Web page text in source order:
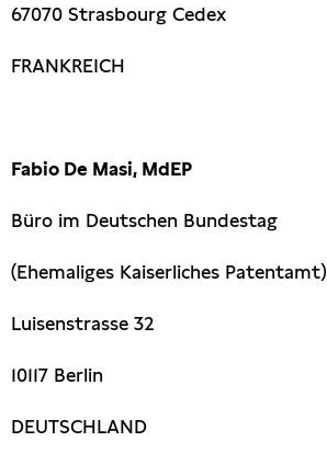
67070 Strasbourg Cedex
FRANKREICH
Fabio De Masi, MdEP
Büro im Deutschen Bundestag
(Ehemaliges Kaiserliches Patentamt)
Luisenstrasse 32
10117 Berlin
DEUTSCHLAND